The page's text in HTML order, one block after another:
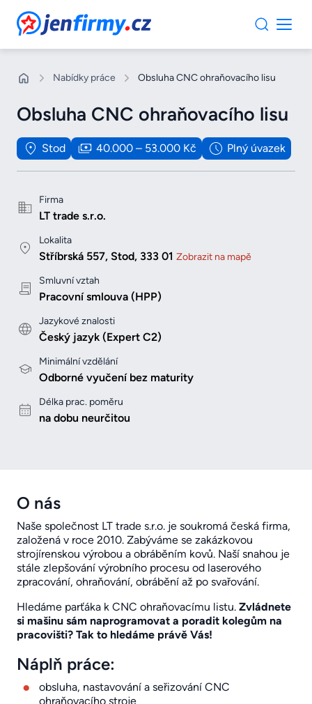
JenFirmy.cz
Nabídky práce Obsluha CNC ohraňovacího lisu
Obsluha CNC ohraňovacího lisu
Stod 40.000 – 53.000 Kč Plný úvazek
Firma
LT trade s.r.o.
Lokalita
Stříbrská 557, Stod, 333 01 Zobrazit na mapě
Smluvní vztah
Pracovní smlouva (HPP)
Jazykové znalosti
Český jazyk (Expert C2)
Minimální vzdělání
Odborné vyučení bez maturity
Délka prac. poměru
na dobu neurčitou
O nás
Naše společnost LT trade s.r.o. je soukromá česká firma,
založená v roce 2010. Zabýváme se zakázkovou
strojírenskou výrobou a obráběním kovů. Naší snahou je
stále zlepšování výrobního procesu od laserového
zpracování, ohraňování, obrábění až po svařování.
Hledáme parťáka k CNC ohraňovacímu listu. Zvládnete
si mašinu sám naprogramovat a poradit kolegům na
pracovišti? Tak to hledáme právě Vás!
Náplň práce:
obsluha, nastavování a seřizování CNC
ohraňovacího stroje